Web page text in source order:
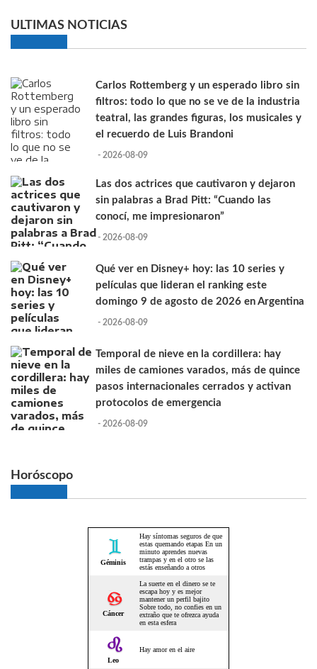
ULTIMAS NOTICIAS
Carlos Rottemberg y un esperado libro sin
filtros: todo lo que no se ve de la industria
teatral, las grandes figuras, los musicales y
el recuerdo de Luis Brandoni
- 2026-08-09
Las dos actrices que cautivaron y dejaron
sin palabras a Brad Pitt: “Cuando las
conocí, me impresionaron”
- 2026-08-09
Qué ver en Disney+ hoy: las 10 series y
películas que lideran el ranking este
domingo 9 de agosto de 2026 en Argentina
- 2026-08-09
Temporal de nieve en la cordillera: hay
miles de camiones varados, más de quince
pasos internacionales cerrados y activan
protocolos de emergencia
- 2026-08-09
Horóscopo